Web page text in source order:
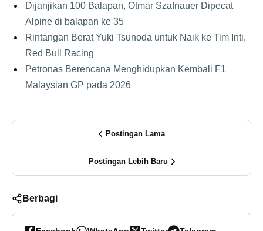
Dijanjikan 100 Balapan, Otmar Szafnauer Dipecat
Alpine di balapan ke 35
Rintangan Berat Yuki Tsunoda untuk Naik ke Tim Inti,
Red Bull Racing
Petronas Berencana Menghidupkan Kembali F1
Malaysian GP pada 2026
Postingan Lama
Postingan Lebih Baru
Berbagi